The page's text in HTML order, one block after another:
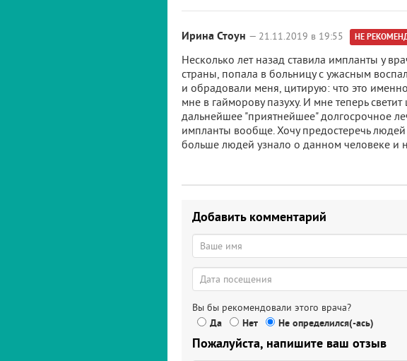
Ирина Стоун — 21.11.2019 в 19:55 НЕ
Несколько лет назад ставила импланты у
страны, попала в больницу с ужасным
и обрадовали меня, цитирую: что это
мне в гайморову пазуху. И мне теперь
дальнейшее "приятнейшее" долгосрочное
импланты вообще. Хочу предостеречь
больше людей узнало о данном человеке
Добавить комментарий
Вы бы рекомендовали этого врача?
Да
Нет Не определился(-ась)
Пожалуйста, напишите ваш отзыв